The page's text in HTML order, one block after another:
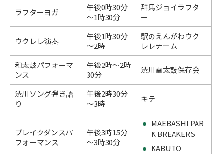
ラフターヨガ
午後0時30分
～1時30分
群馬ジョイラフタ
ー
ウクレレ演奏
午後1時30分
～2時
駅のえんがわウク
レレチーム
和太鼓パフォーマ
ンス
午後2時～2時
30分
渋川雷太鼓保存会
渋川ソング弾き語
り
午後2時30分
～3時
キテ
ブレイクダンスパ
フォーマンス
午後3時15分
～3時30分
MAEBASHI PAR
K BREAKERS
KABUTO